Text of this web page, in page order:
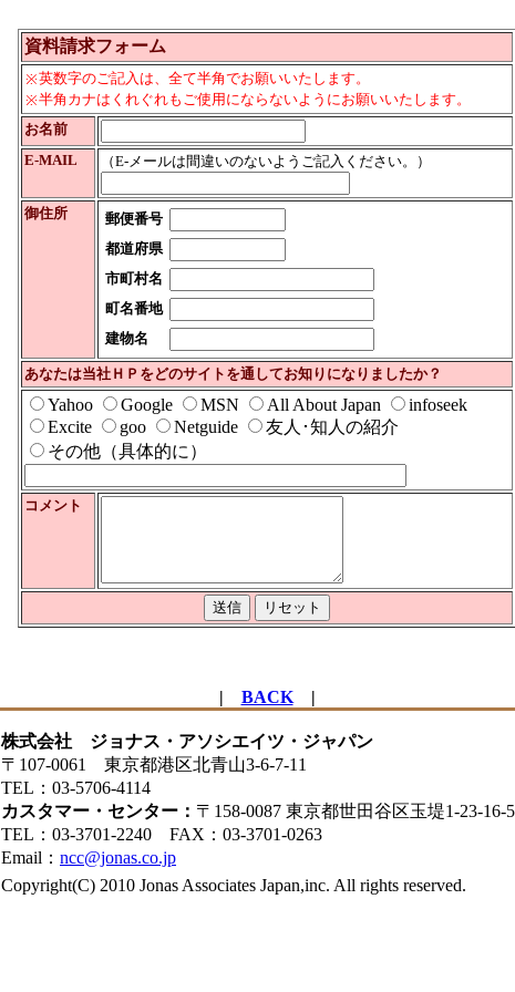
資料請求フォーム
※英数字のご記入は、全て半角でお願いいたします。
※半角カナはくれぐれもご使用にならないようにお願いいたします。
お名前
E-MAIL
（E-メールは間違いのないようご記入ください。）
御住所
郵便番号
都道府県
市町村名
町名番地
建物名
あなたは当社ＨＰをどのサイトを通してお知りになりましたか？
Yahoo Google MSN All About Japan
infoseek
Excite
goo Netguide
友人･知人の紹介
その他（具体的に）
コメント
| BACK|
株式会社 ジョナス・アソシエイツ・ジャパン
〒107-0061 東京都港区北青山3-6-7-11
TEL：03-5706-4114
カスタマー・センター： 〒158-0087 東京都世田谷区玉堤1-23-16-
TEL：03-3701-2240 FAX：03-3701-0263
Email： ncc@jonas.co.jp
Copyright(C) 2010 Jonas Associates Japan,inc. All rights reserved.